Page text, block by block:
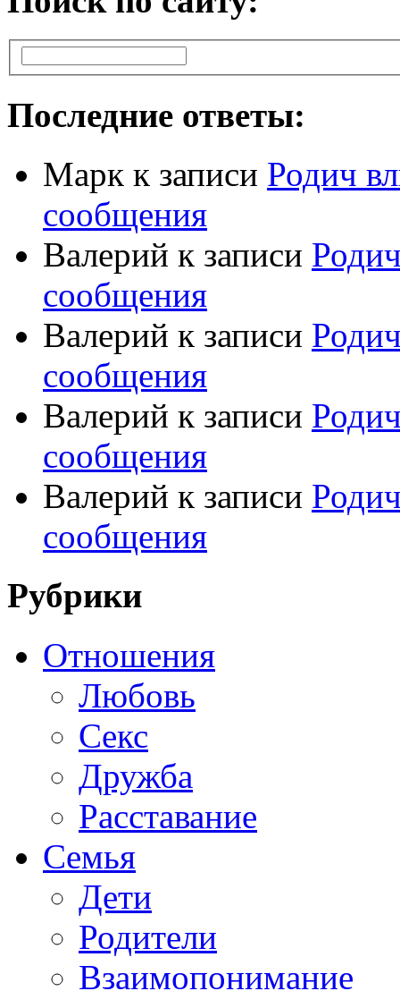
Последние ответы:
Марк к записи Родич
сообщения
Валерий к записи
сообщения
Валерий к записи
сообщения
Валерий к записи
сообщения
Валерий к записи
сообщения
Рубрики
Отношения
Любовь
Секс
Дружба
Расставание
Семья
Дети
Родители
Взаимопонимание